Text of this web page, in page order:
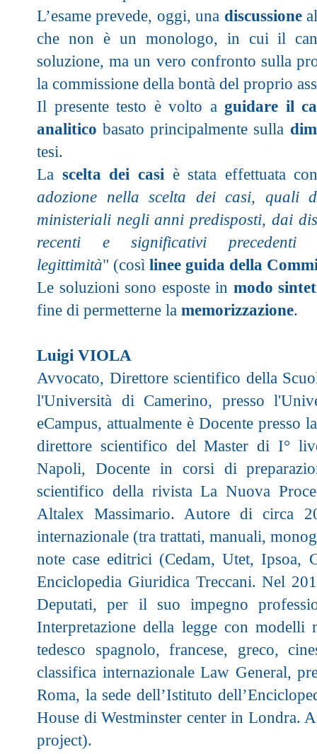
L’esame prevede, oggi, una discussione
che non è un monologo, in cui il
soluzione, ma un vero confronto sulla
la commissione della bontà del proprio
Il presente testo è volto a guidare il
analitico basato principalmente sulla
tesi.
La scelta dei casi è stata effettuata
adozione nella scelta dei casi, quali
ministeriali negli anni predisposti, dai
recenti e significativi
legittimità" (così linee guida della
Le soluzioni sono esposte in modo
fine di permetterne la memorizzazione.
Luigi VIOLA
Avvocato, Direttore scientifico della
l'Università di Camerino, presso
eCampus, attualmente è Docente presso
direttore scientifico del Master di I°
Napoli, Docente in corsi di
scientifico della rivista La Nuova
Altalex Massimario. Autore di circa
internazionale (tra trattati, manuali,
note case editrici (Cedam, Utet,
Enciclopedia Giuridica Treccani. Nel
Deputati, per il suo impegno
Interpretazione della legge con
tedesco spagnolo, francese, greco,
classifica internazionale Law General,
Roma, la sede dell’Istituto
House di Westminster center in Londra.
project).